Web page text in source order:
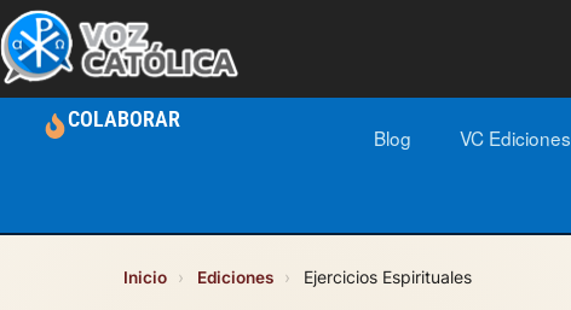
COLABORAR
Blog VC Ediciones
Inicio › Ediciones › Ejercicios Espirituales